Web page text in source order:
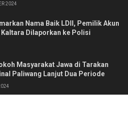
2024
Nama Baik LDII, Pemilik Akun
Dilaporkan ke Polisi
Masyarakat Jawa di Tarakan
Paliwang Lanjut Dua Periode